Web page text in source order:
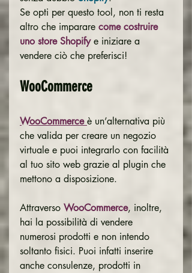
Se opti per questo tool, non ti resta
altro che imparare come costruire
uno store Shopify e iniziare a
vendere ciò che preferisci!
WooCommerce
WooCommerce è un’alternativa più
che valida per creare un negozio
virtuale e puoi integrarlo con facilità
al tuo sito web grazie al plugin che
mettono a disposizione.
Attraverso WooCommerce, inoltre,
hai la possibilità di vendere
numerosi prodotti e non intendo
soltanto fisici. Puoi infatti inserire
anche consulenze, prodotti in